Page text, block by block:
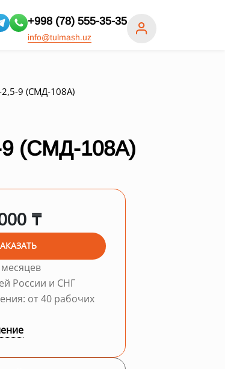
+998 (78) 555-35-35
info@tulmash.uz
9 (СМД-108А)
(СМД-108А)
₸
России и СНГ
от 40 рабочих